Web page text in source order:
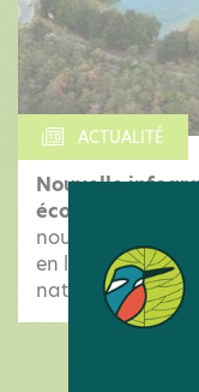
ACTUALITÉ
Nouvelle
économie en
nouvelle
en lumière les
naturels et les